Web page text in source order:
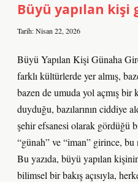
Büyü yapılan
Tarih: Nisan 22, 2026
Büyü Yapılan Kişi Günaha
farklı kültürlerde yer almış,
bazen de umuda yol açmış
duyduğu, bazılarının ciddiye
şehir efsanesi olarak gördüğü
“günah” ve “iman” girince, bu
Bu yazıda, büyü yapılan
bilimsel bir bakış açısıyla,